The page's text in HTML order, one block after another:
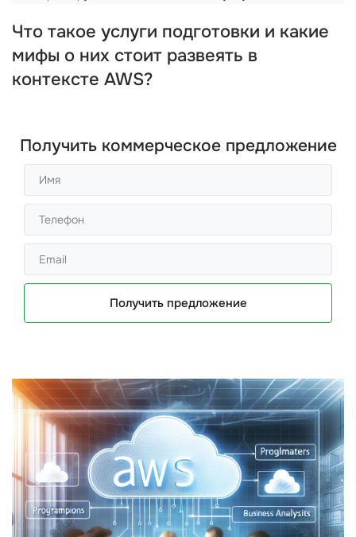
Что такое услуги подготовки и какие
мифы о них стоит развеять в
контексте AWS?
Получить коммерческое предложение
Получить предложение